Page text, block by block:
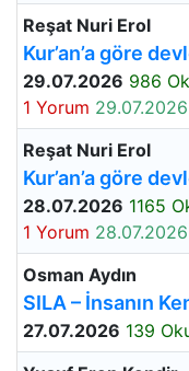
Reşat Nuri Erol
Kur’an’a göre
29.07.2026 986
1 Yorum
Reşat Nuri Erol
Kur’an’a göre
28.07.2026 1165
1 Yorum
Osman Aydın
SILA – İnsanın
27.07.2026 139